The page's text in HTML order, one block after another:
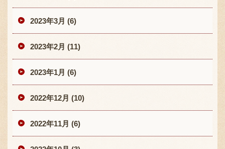
2023年3月 (6)
2023年2月 (11)
2023年1月 (6)
2022年12月 (10)
2022年11月 (6)